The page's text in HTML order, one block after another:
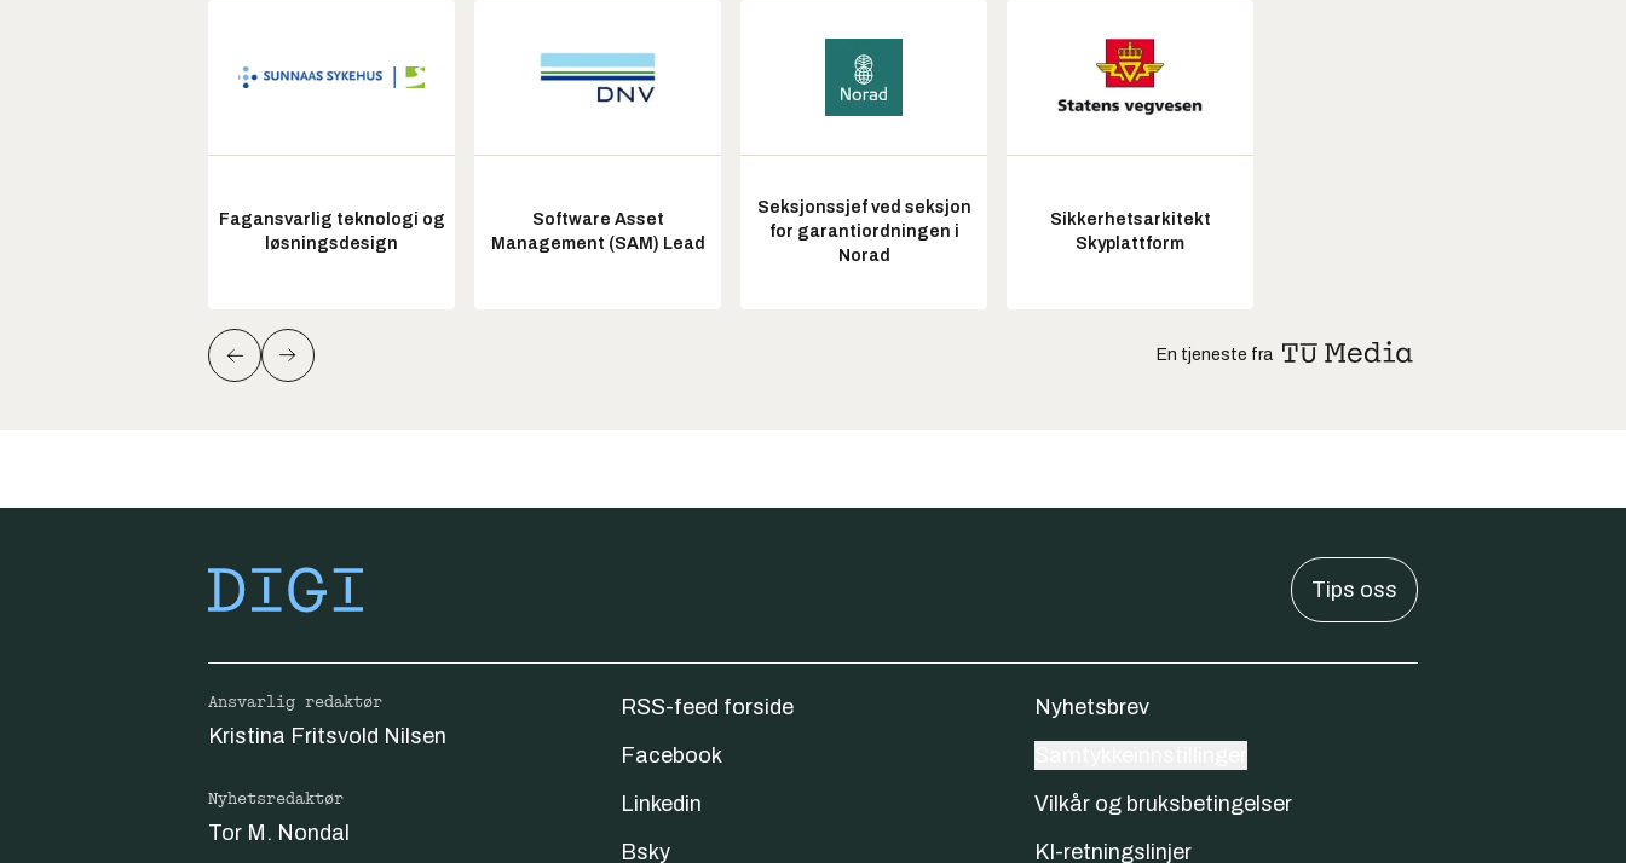
Fagansvarlig teknologi og
løsningsdesign
Software Asset
Management (SAM) Lead
Seksjonssjef ved seksjon
for garantiordningen i
Norad
Sikkerhetsarkitekt
Skyplattform
En tjeneste fra
Tips oss
Ansvarlig redaktør
Kristina Fritsvold Nilsen
Nyhetsredaktør
Tor M. Nondal
RSS-feed forside
Facebook
Linkedin
Bsky
Nyhetsbrev
Vilkår og bruksbetingelser
KI-retningslinjer